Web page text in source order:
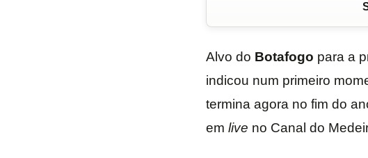
Alvo do Botafogo para a
indicou num primeiro
termina agora no fim do
em live no Canal do